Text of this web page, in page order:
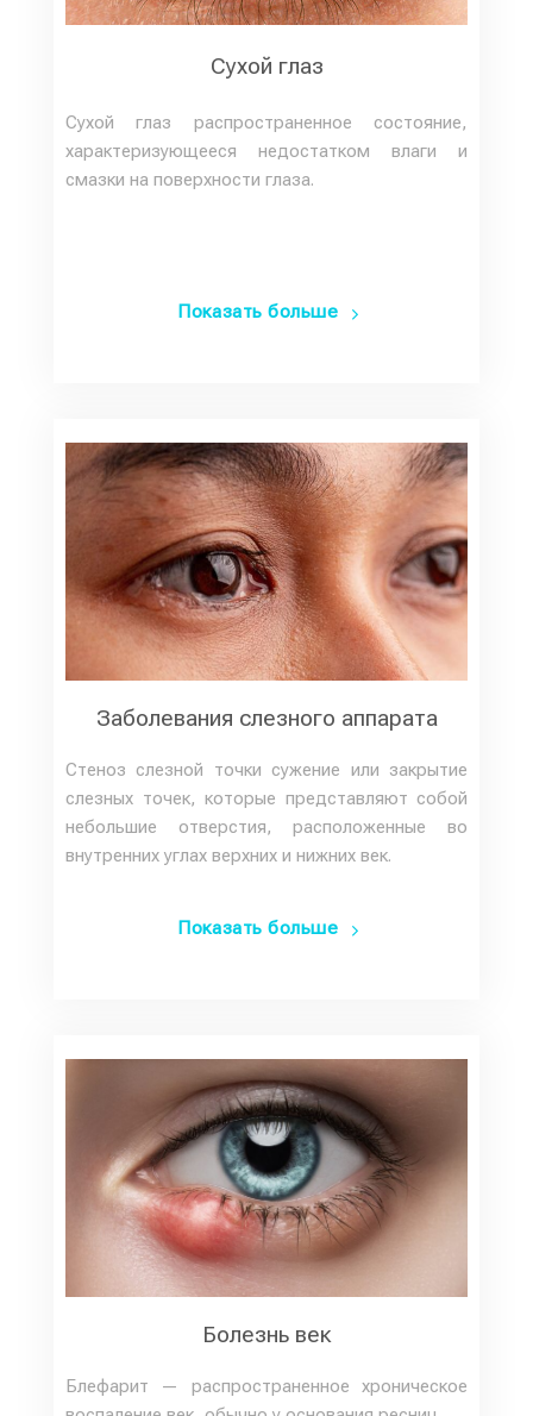
Сухой глаз
Сухой глаз распространенное состояние,
характеризующееся недостатком влаги и
смазки на поверхности глаза.
Показать больше
Заболевания слезного аппарата
Стеноз слезной точки сужение или закрытие
слезных точек, которые представляют собой
небольшие отверстия, расположенные во
внутренних углах верхних и нижних век.
Показать больше
Болезнь век
Блефарит — распространенное хроническое